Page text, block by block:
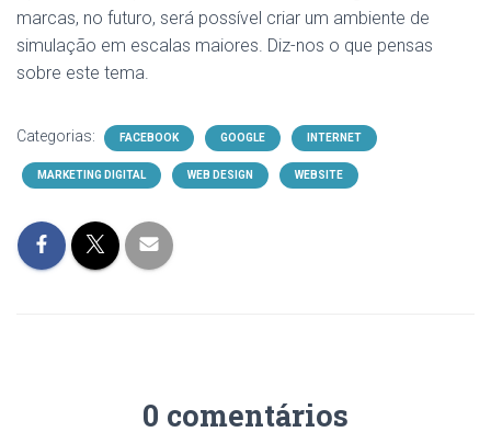
marcas, no futuro, será possível criar um ambiente de
simulação em escalas maiores. Diz-nos o que pensas
sobre este tema.
Categorias: FACEBOOK GOOGLE INTERNET
MARKETING DIGITAL WEB DESIGN WEBSITE
0 comentários